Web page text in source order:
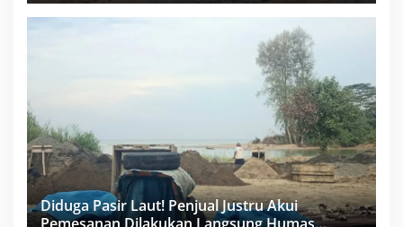
PPK Bungkam
Diduga Pasir Laut! Penjual Justru Akui